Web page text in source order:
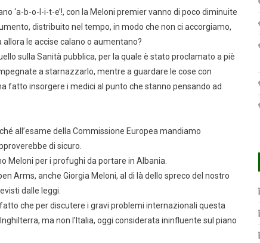
‘a-b-o-l-i-t-e’!, con la Meloni premier vanno di poco diminuite
distribuito nel tempo, in modo che non ci accorgiamo,
allora le accise calano o aumentano?
sulla Sanità pubblica, per la quale è stato proclamato a piè
a starnazzarlo, mentre a guardare le cose con
fatto insorgere i medici al punto che stanno pensando ad
all’esame della Commissione Europea mandiamo
di sicuro.
Meloni per i profughi da portare in Albania.
Arms, anche Giorgia Meloni, al di là dello spreco del nostro
dalle leggi.
che per discutere i gravi problemi internazionali questa
ma non l’Italia, oggi considerata ininfluente sul piano